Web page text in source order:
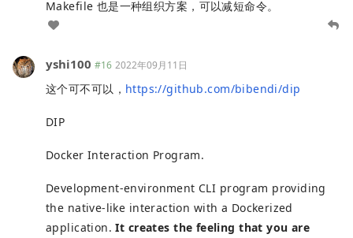
Makefile 也是一种组织方案，可以减短命令。
yshi100 #16 2022年09月11日
这个可不可以， https://github.com/bibendi/dip
DIP
Docker Interaction Program.
Development-environment CLI program providing
the native-like interaction with a Dockerized
application.It creates the feeling that you are